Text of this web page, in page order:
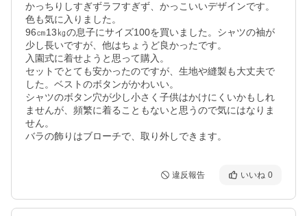
かっちりしすぎずラフすぎず、かっこいいデザインです。
色も気に入りました。
96㎝13㎏の息子にサイズ100を買いました。シャツの袖が
少し長いですが、他はちょうど良かったです。
入園式に着せようと思って購入。
セットでとても安かったのですが、生地や縫製も大丈夫で
した。ベストのボタンがかわいい。
シャツのボタン穴が少し小さく子供はかけにくいかもしれ
ませんが、頻繁に着ることもないと思うので気にはなりま
せん。
バラの飾りはブローチで、取り外しできます。
違反報告 いいね 0